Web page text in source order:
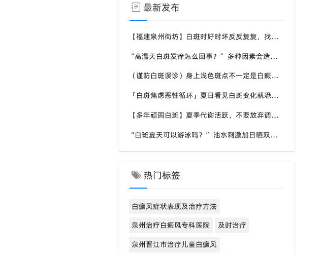
最新发布
【福建泉州街坊】白斑时好时坏反反复复，找不准诱因，泉州中科白癜风医院帮梳理夏季白斑波动各类诱因
“高温天白斑发痒怎么回事？” 多种因素会造成白斑处瘙痒，泉州中科白癜风医院讲解白斑发痒的处理方式
（谨防白斑误诊）身上浅色斑点不一定是白癜风，盲目用药危害皮肤，泉州中科白癜风医院建议先明确白斑类型
「白斑焦虑恶性循环」夏日看见白斑变化就恐慌，负面情绪反加重病情，泉州中科白癜风医院呼吁放平心态应对
【多年顽固白斑】夏季代谢活跃，不要放弃调理机会，泉州中科白癜风医院建议结合自身情况定制改善思路
“白斑夏天可以游泳吗？” 池水刺激加日晒双重考验，泉州中科白癜风医院告知白癜风人群游泳防护要点
热门标签
白癜风症状表现及治疗方法
泉州治疗白癜风专科医院
及时治疗
泉州晋江市治疗儿童白癜风